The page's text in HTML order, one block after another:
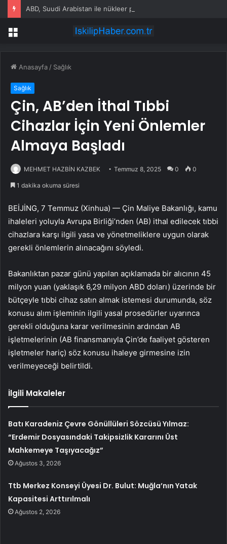
Menü
Anasayfa / Sağlık
Sağlık
Çin, AB’den İthal Tıbbi
Cihazlar İçin Yeni Önlemler
Almaya Başladı
MEHMET HAZBİN KAZBEK Temmuz 8, 2025 0 0
1 dakika okuma süresi
BEİJİNG, 7 Temmuz (Xinhua) — Çin Maliye Bakanlığı, kamu
ihaleleri yoluyla Avrupa Birliği’nden (AB) ithal edilecek tıbbi
cihazlara karşı ilgili yasa ve yönetmeliklere uygun olarak
gerekli önlemlerin alınacağını söyledi.
Bakanlıktan pazar günü yapılan açıklamada bir alıcının 45
milyon yuan (yaklaşık 6,29 milyon ABD doları) üzerinde bir
bütçeyle tıbbi cihaz satın almak istemesi durumunda, söz
konusu alım işleminin ilgili yasal prosedürler uyarınca
gerekli olduğuna karar verilmesinin ardından AB
işletmelerinin (AB finansmanıyla Çin’de faaliyet gösteren
işletmeler hariç) söz konusu ihaleye girmesine izin
verilmeyeceği belirtildi.
İlgili Makaleler
Batı Karadeniz Çevre Gönüllüleri Sözcüsü Yılmaz:
“Erdemir Dosyasındaki Takipsizlik Kararını Üst
Mahkemeye Taşıyacağız”
Ağustos 3, 2026
Ttb Merkez Konseyi Üyesi Dr. Bulut: Muğla’nın Yatak
Kapasitesi Arttırılmalı
Ağustos 2, 2026